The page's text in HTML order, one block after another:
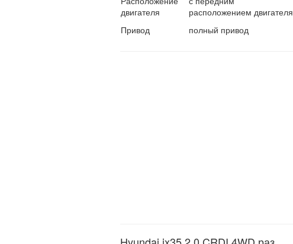
двигателя
расположением двигателя
Привод
полный привод